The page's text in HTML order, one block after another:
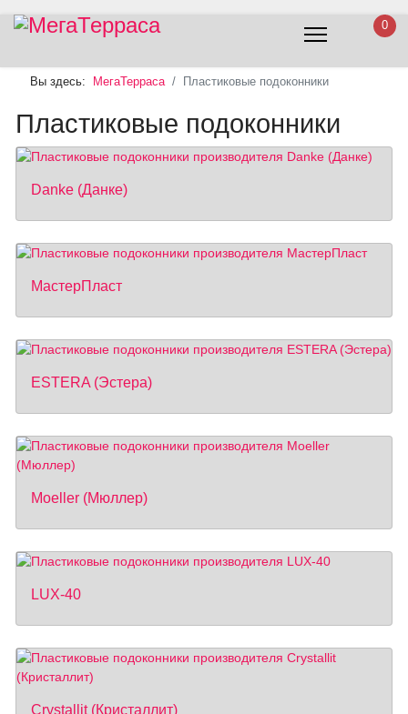
0
Вы здесь: МегаТерраса Пластиковые подоконники
Пластиковые подоконники
Danke (Данке)
МастерПласт
ESTERA (Эстера)
Moeller (Мюллер)
LUX-40
Crystallit (Кристаллит)